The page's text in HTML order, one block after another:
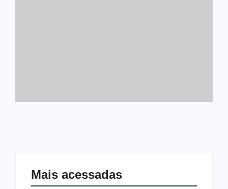
Mais acessadas